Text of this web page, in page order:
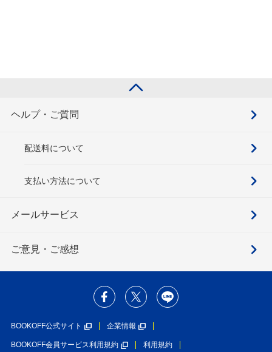
ヘルプ・ご質問
配送料について
支払い方法について
メールサービス
ご意見・ご感想
BOOKOFF公式サイト 企業情報
BOOKOFF会員サービス利用規約 利用規約